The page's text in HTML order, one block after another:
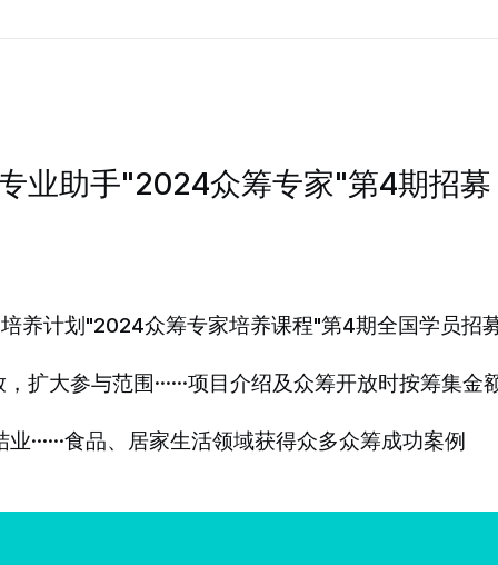
业助手"2024众筹专家"第4期招募
养计划"2024众筹专家培养课程"第4期全国学员招
，扩大参与范围……项目介绍及众筹开放时按筹集金
业……食品、居家生活领域获得众多众筹成功案例